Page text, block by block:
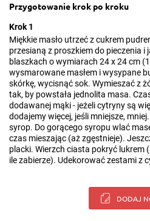
Przygotowanie krok po kroku
Krok 1
Miękkie masło utrzeć z cukrem
przesianą z proszkiem do pieczenia i
blaszkach o wymiarach 24 x 24 cm
wysmarowane masłem i wysypane
skórkę, wycisnąć sok. Wymieszać z
tak, by powstała jednolita masa.
dodawanej mąki - jeżeli cytryny są
dodajemy więcej, jeśli mniejsze,
syrop. Do gorącego syropu wlać
czas mieszając (aż zgęstnieje).
placki. Wierzch ciasta pokryć lukrem
ile zabierze). Udekorować zestami z
DODAJ